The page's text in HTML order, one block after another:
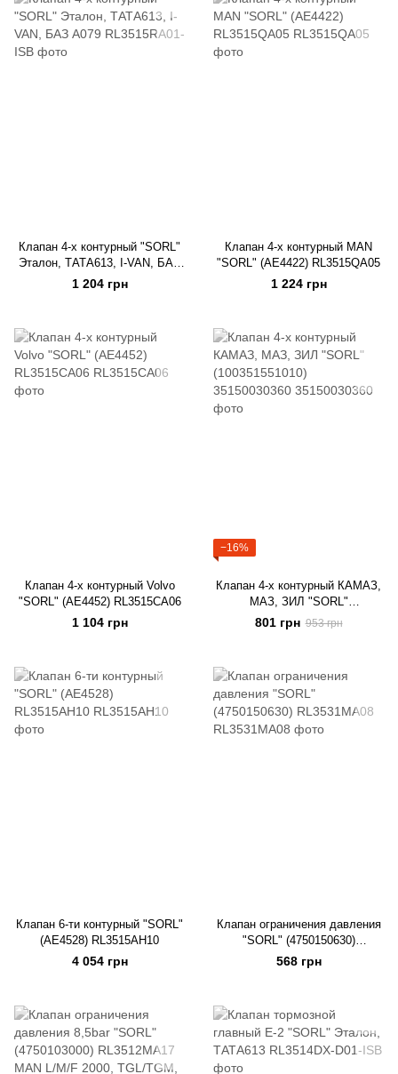
Клапан 4-х контурный "SORL"
Эталон, ТАТА613, I-VAN, БАЗ
А079
1 204 грн
Клапан 4-х контурный MAN
"SORL" (AE4422) RL3515QA05
1 224 грн
Клапан 4-х контурный Volvo
"SORL" (AE4452) RL3515CA06
1 104 грн
−16%
Клапан 4-х контурный КАМАЗ,
МАЗ, ЗИЛ "SORL"
(100351551010) 35150030360
801 грн 953 грн
Клапан 6-ти контурный "SORL"
(AE4528) RL3515AH10
4 054 грн
Клапан ограничения давления
"SORL" (4750150630)
RL3531MA08
568 грн